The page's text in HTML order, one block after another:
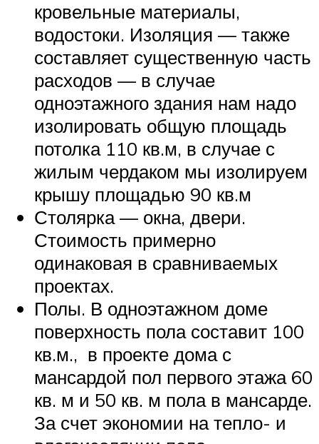
кровельные материалы,
водостоки. Изоляция — также
составляет существенную часть
расходов — в случае
одноэтажного здания нам надо
изолировать общую площадь
потолка 110 кв.м, в случае с
жилым чердаком мы изолируем
крышу площадью 90 кв.м
Столярка — окна, двери.
Стоимость примерно
одинаковая в сравниваемых
проектах.
Полы. В одноэтажном доме
поверхность пола составит 100
кв.м., в проекте дома с
мансардой пол первого этажа 60
кв. м и 50 кв. м пола в мансарде.
За счет экономии на тепло- и